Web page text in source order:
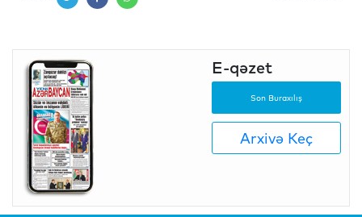
E-qəzet
Son Buraxılış
Arxivə Keç